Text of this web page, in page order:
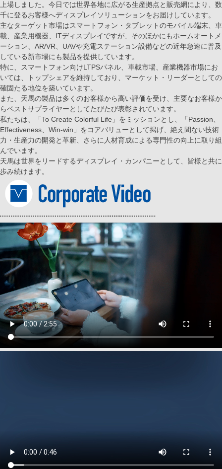
上場しました。今日では世界各地に広がる生産拠点と販売網により、数
千に登るお客様へディスプレイソリューションをお届けしています。
主なターゲット市場はスマートフォン・タブレットのモバイル端末、車
載、産業用機器、ITディスプレイですが、そのほかにもホームオートメ
ーション、AR/VR、UAVや充電ステーション設備などの近年急速に普及
している新市場にも製品を提供しています。
特に、スマートフォン向けLTPSパネル、車載市場、産業機器市場にお
いては、トップシェアを維持しており、マーケット・リーダーとしての
確固たる地位を築いています。
また、天馬の製品は多くのお客様から高い評価を受け、主要なお客様か
らベストサプライヤーとしてたびたび表彰されています。
私たちは、「To Create Colorful Life」をミッションとし、「Passion、
Effectiveness、Win-win」をコアバリューとして掲げ、絶え間ない技術
力・生産力の開発と革新、さらに人材育成による専門性の向上に取り組
んでいます。
天馬は世界をリードするディスプレイ・カンパニーとして、皆様と共に
歩み続けます。